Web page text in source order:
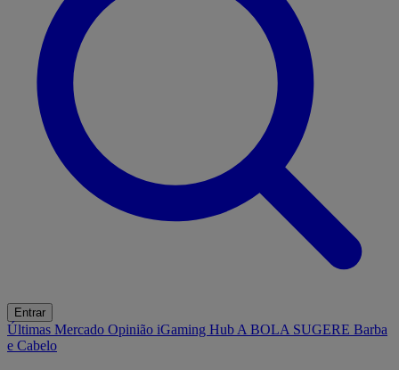
Entrar
Últimas Mercado Opinião iGaming Hub A BOLA SUGERE Barba
e Cabelo